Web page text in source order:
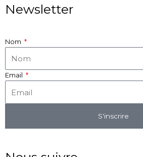
Newsletter
Nom
Email
S'inscrire